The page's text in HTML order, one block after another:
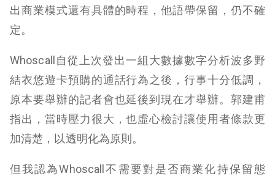
出商業模式還有具體的時程，他語帶保留，仍不確
定。
Whoscall自從上次發出一組大數據數字分析波多野
結衣悠遊卡預購的通話行為之後，行事十分低調，
原本要舉辦的記者會也延後到現在才舉辦。郭建甫
指出，當時壓力很大，也虛心檢討讓使用者條款更
加清楚，以透明化為原則。
但我認為Whoscall不需要對是否商業化持保留態